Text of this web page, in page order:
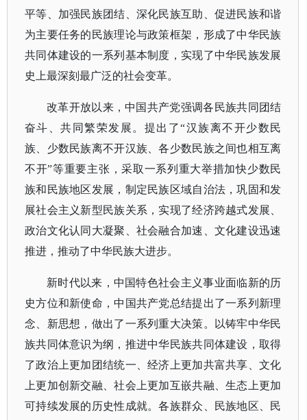
平等、加强民族团结、深化民族互助、促进民族和谐
为主要任务的民族理论与政策框架，形成了中华民族
共同体建设的一系列基本制度，实现了中华民族发展
史上最深刻最广泛的社会变革。
改革开放以来，中国共产党强调各民族共同团结
奋斗、共同繁荣发展。 提出了“汉族离不开少数民
族、少数民族离不开汉族、各少数民族之间也相互离
不开”等重要主张，采取一系列重大举措加快少数民
族和民族地区发展，制定民族区域自治法，巩固和发
展社会主义新型民族关系，实现了经济跨越式发展、
政治文化认同大凝聚、社会融合加速、文化建设迅速
推进，推动了中华民族大进步。
新时代以来，中国特色社会主义事业面临新的历
史方位和新使命，中国共产党总结提出了一系列新理
念、新思想，做出了一系列重大决策。
以铸牢中华民
族共同体意识为纲，推进中华民族共同体建设，取得
了政治上更加团结统一、经济上更加共富共享、文化
上更加创新交融、社会上更加互嵌共融、生态上更加
可持续发展的历史性成就。各族群众、民族地区、民